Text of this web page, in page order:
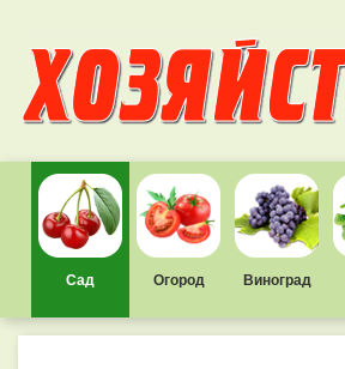
Сад Огород Виноград